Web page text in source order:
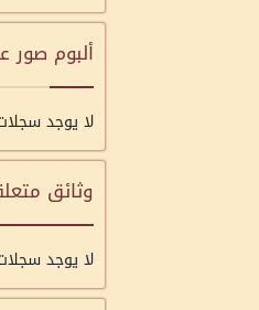
ألبوم صور
لا يوجد
وثائق
لا يوجد